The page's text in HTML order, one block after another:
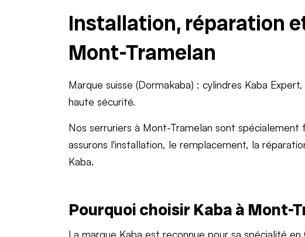
Installation, réparation
Mont-Tramelan
Marque suisse (Dormakaba) : cylindres Kaba
haute sécurité.
Nos serruriers à Mont-Tramelan sont spécialement
assurons l'installation, le remplacement, la
Kaba.
Pourquoi choisir Kaba à Mont-
La marque Kaba est reconnue pour sa spécialité en